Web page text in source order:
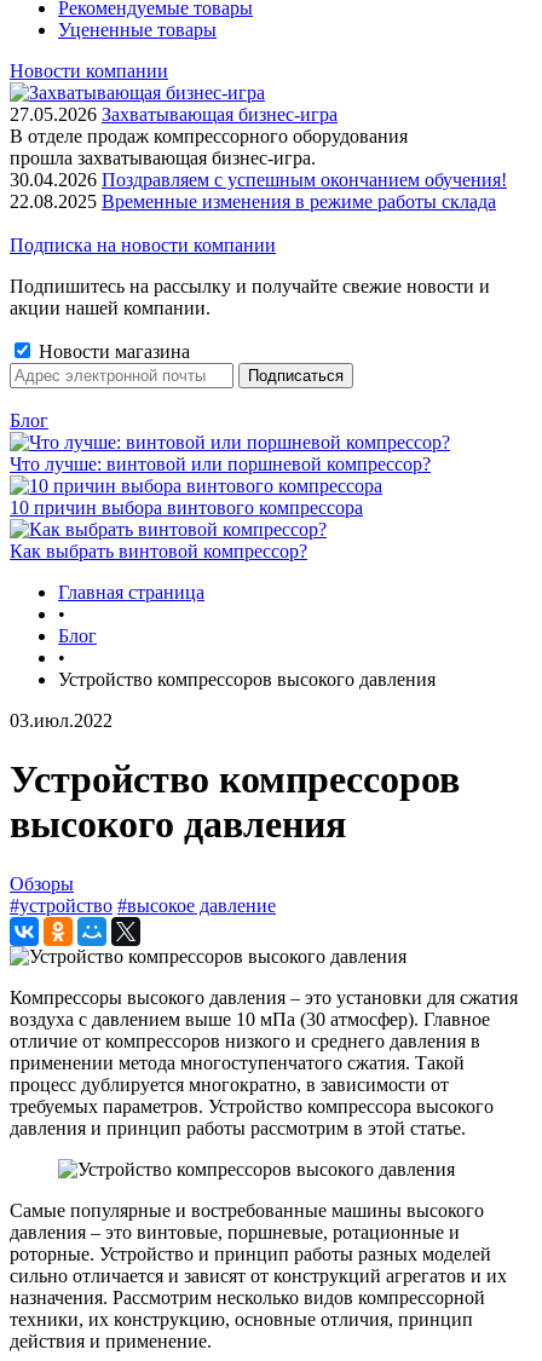
Рекомендуемые товары
Уцененные товары
Новости компании
27.05.2026 Захватывающая бизнес-игра
В отделе продаж компрессорного оборудования
прошла захватывающая бизнес-игра.
30.04.2026 Поздравляем с успешным окончанием обучения!
22.08.2025 Временные изменения в режиме работы склада
Подписка на новости компании
Подпишитесь на рассылку и получайте свежие новости и
акции нашей компании.
Новости магазина
Блог
Что лучше: винтовой или поршневой компрессор?
10 причин выбора винтового компрессора
Как выбрать винтовой компрессор?
Главная страница
•
Блог
•
Устройство компрессоров высокого давления
03.июл.2022
Устройство компрессоров
высокого давления
Обзоры
#устройство #высокое давление
Компрессоры высокого давления – это установки для сжатия
воздуха с давлением выше 10 мПа (30 атмосфер). Главное
отличие от компрессоров низкого и среднего давления в
применении метода многоступенчатого сжатия. Такой
процесс дублируется многократно, в зависимости от
требуемых параметров. Устройство компрессора высокого
давления и принцип работы рассмотрим в этой статье.
Самые популярные и востребованные машины высокого
давления – это винтовые, поршневые, ротационные и
роторные. Устройство и принцип работы разных моделей
сильно отличается и зависят от конструкций агрегатов и их
назначения. Рассмотрим несколько видов компрессорной
техники, их конструкцию, основные отличия, принцип
действия и применение.